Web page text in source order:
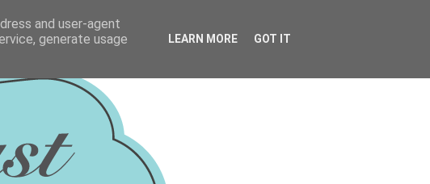
and user-agent
generate usage
LEARN MORE GOT IT